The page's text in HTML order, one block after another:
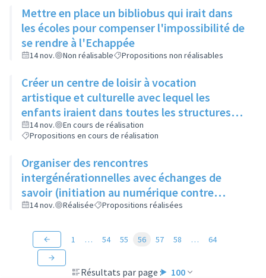
Mettre en place un bibliobus qui irait dans
les écoles pour compenser l'impossibilité de
se rendre à l'Echappée
14 nov. Non réalisable Propositions non réalisables
Créer un centre de loisir à vocation
artistique et culturelle avec lequel les
enfants iraient dans toutes les structures
artistiques et culturelles de la ville pour faire
des ateliers et découvrir les différents
métiers de l'art
14 nov.
En cours de réalisation
Propositions en cours de réalisation
Organiser des rencontres
intergénérationnelles avec échanges de
savoir (initiation au numérique contre
apprentissage du tricot)
14 nov. Réalisée Propositions réalisées
Résultats par page : 100
1 … 54 55 56 57 58 … 64